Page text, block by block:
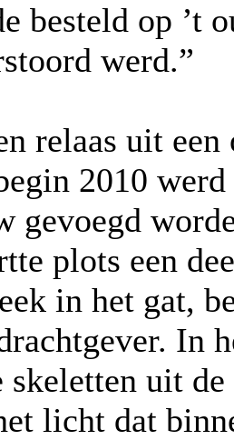
besteld op ’t
werd.”
relaas uit
2010
gevoegd
plots een
in het gat,
In
uit
licht dat